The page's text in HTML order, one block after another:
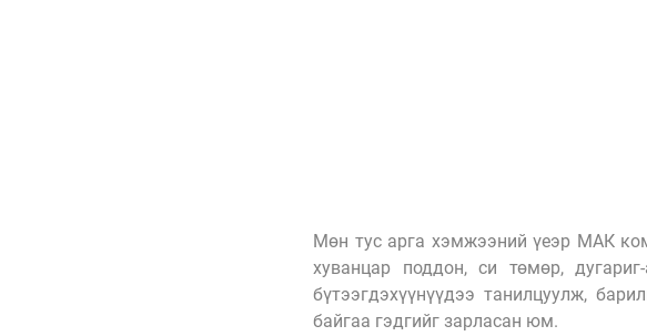
Мөн тус арга хэмжээний үеэр МАК
хуванцар поддон, си төмөр,
бүтээгдэхүүнүүдээ танилцуулж,
байгаа гэдгийг зарласан юм.